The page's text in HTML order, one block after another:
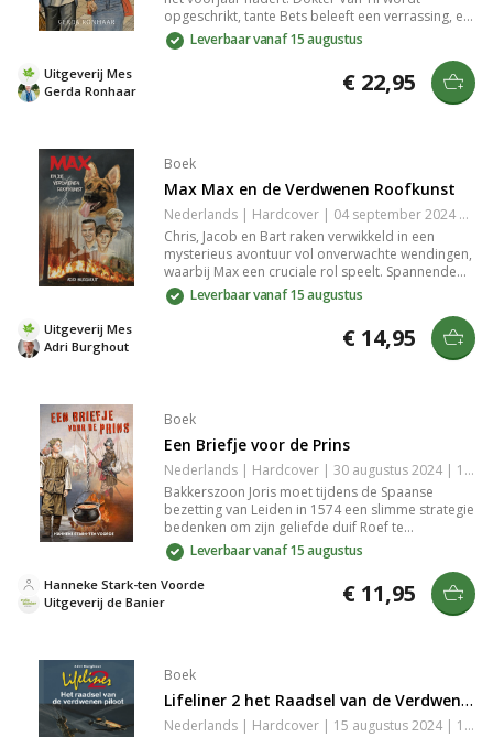
opgeschrikt, tante Bets beleeft een verrassing, en
Marleen ervaart zware tijden. Volg Famke's
avontuur in het buitenland, Benjamin's
uitdagende beslissingen en het sociale leven van
Leverbaar vanaf 15 augustus
Gerda Ronhaar
Uitgeverij Mes € 22,95
Boek
Max Max en de Verdwenen Roofkunst
Nederlands | Hardcover | 04 september 2024 | 190 pagina's | 9789059524620
Chris, Jacob en Bart raken verwikkeld in een
mysterieus avontuur vol onverwachte wendingen,
waarbij Max een cruciale rol speelt. Spannende
ontknopingen en nieuwe raadsels maken dit boek
tot een enerverende reis door een wereld van
verdwijningen en kunst. Perfect voor liefhebbers
van intrigerende verhalen vol actie en verrassing.
Leverbaar vanaf 15 augustus
Adri Burghout
Uitgeverij Mes € 14,95
Boek
Een Briefje voor de Prins
Nederlands | Hardcover | 30 augustus 2024 | 144 pagina's | 9789402911244
Bakkerszoon Joris moet tijdens de Spaanse
bezetting van Leiden in 1574 een slimme strategie
bedenken om zijn geliefde duif Roef te
beschermen. Terwijl voedsel schaars is en de
stad in gevaar verkeert, krijgt Joris' trouwe
metgezel een belangrijke missie. Beleef de
spanning en warmte in dit meeslepende
Leverbaar vanaf 15 augustus
Uitgeverij de Banier
Hanneke Stark-ten Voorde € 11,95
Boek
Lifeliner 2 het Raadsel van de Verdwenen Piloot
Nederlands | Hardcover | 15 augustus 2024 | 156 pagina's | 9789059524484